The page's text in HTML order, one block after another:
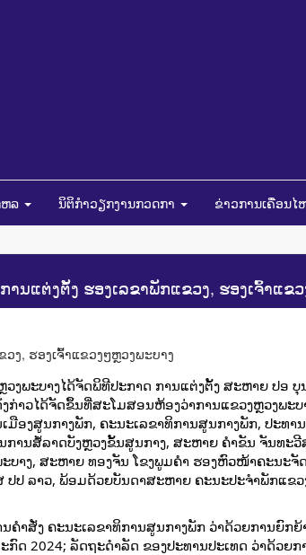
ລ ນິຕິກໍາວຽກງານກວດກາ ຂ່າວການເຄື່ອນໄ
ານແຕ່ງຕັ້ງ ຮອງເລຂາພັກແຂວງ, ຮອງເຈົ້າແຂ
ງພະບາງໄດ້ຈັດພິທີປະກາດ ການແຕ່ງຕັ້ງ ສະຫາຍ ປອ
ງກ່າວໄດ້ຈັດຂຶ້ນທີ່ສະໂມສອນຫ້ອງວ່າການແຂວງຫຼວງພະ
ອງສູນກາງພັກ, ຄະນະເລຂາທິການສູນກາງພັກ, ປະທາ
ານສໍ້ລາດບັງຫຼວງຂັ້ນສູນກາງ, ສະຫາຍ ຄໍາຂັນ ຈັນທະວີ
ບາງ, ສະຫາຍ ທອງຈັນ ໂຂງພູມຄໍາ ຮອງຫົວໜ້າຄະນະ
ປປ ລາວ, ພ້ອມດ້ວຍບັນດາສະຫາຍ ຄະນະປະຈໍາພັກແຂ
ຄຳສັ່ງ ຄະນະເລຂາທິການສູນກາງພັກ ວ່າດ້ວຍການຍົ
ດ 2024; ລັດຖະດຳລັດ ຂອງປະທານປະເທດ ວ່າດ້ວຍ